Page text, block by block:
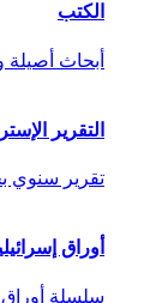
الكتب
أبحاث
التقرير
تقرير سنوي
أوراق
سلسلة أوراق